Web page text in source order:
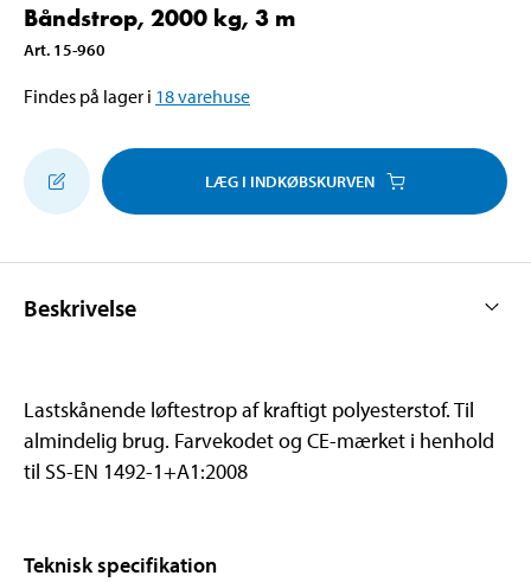
Båndstrop, 2000 kg, 3 m
Art. 15-960
Findes på lager i 18varehuse
LÆG I INDKØBSKURVEN
Beskrivelse
Lastskånende løftestrop af kraftigt polyesterstof. Til
almindelig brug. Farvekodet og CE-mærket i henhold
til SS-EN 1492-1+A1:2008
Teknisk specifikation